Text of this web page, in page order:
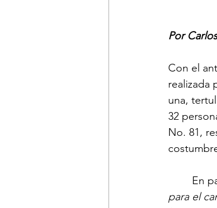
Por
Con el
realizada
una,
32
No. 81,
En
para el